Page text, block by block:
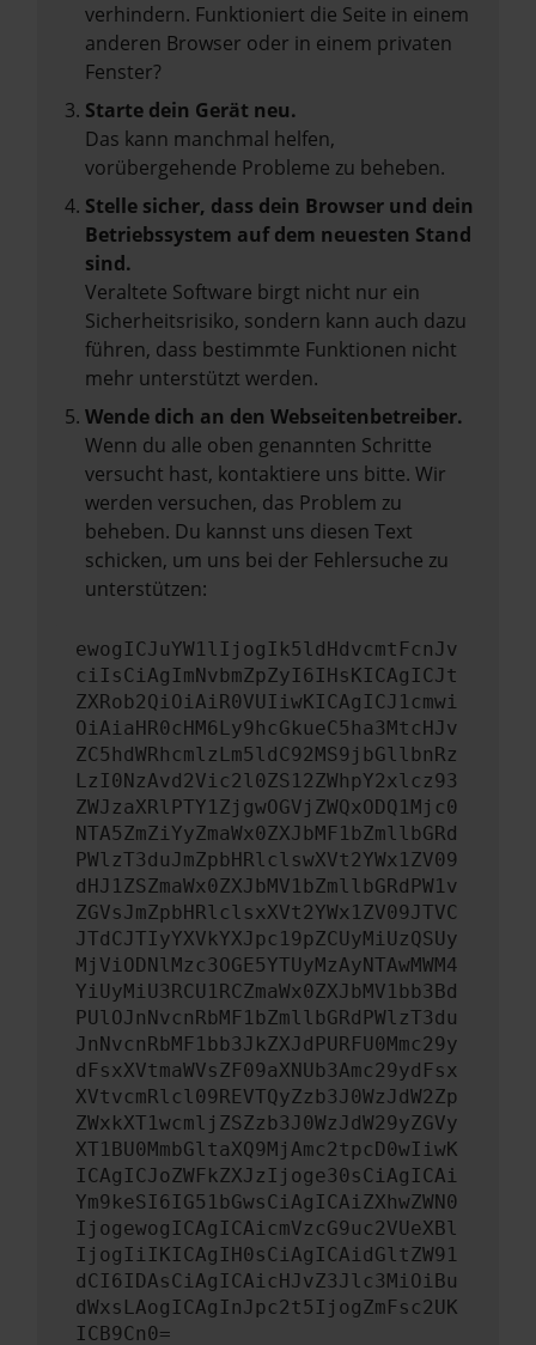
verhindern. Funktioniert die Seite in einem
anderen Browser oder in einem privaten
Fenster?
Starte dein Gerät neu.
Das kann manchmal helfen,
vorübergehende Probleme zu beheben.
Stelle sicher, dass dein Browser und dein
Betriebssystem auf dem neuesten Stand
sind.
Veraltete Software birgt nicht nur ein
Sicherheitsrisiko, sondern kann auch dazu
führen, dass bestimmte Funktionen nicht
mehr unterstützt werden.
Wende dich an den Webseitenbetreiber.
Wenn du alle oben genannten Schritte
versucht hast, kontaktiere uns bitte. Wir
werden versuchen, das Problem zu
beheben. Du kannst uns diesen Text
schicken, um uns bei der Fehlersuche zu
unterstützen:
ewogICJuYW1lIjogIk5ldHdvcmtFcnJv
ciIsCiAgImNvbmZpZyI6IHsKICAgICJt
ZXRob2QiOiAiR0VUIiwKICAgICJ1cmwi
OiAiaHR0cHM6Ly9hcGkueC5ha3MtcHJv
ZC5hdWRhcmlzLm5ldC92MS9jbGllbnRz
LzI0NzAvd2Vic2l0ZS12ZWhpY2xlcz93
ZWJzaXRlPTY1ZjgwOGVjZWQxODQ1Mjc0
NTA5ZmZiYyZmaWx0ZXJbMF1bZmllbGRd
PWlzT3duJmZpbHRlclswXVt2YWx1ZV09
dHJ1ZSZmaWx0ZXJbMV1bZmllbGRdPW1v
ZGVsJmZpbHRlclsxXVt2YWx1ZV09JTVC
JTdCJTIyYXVkYXJpc19pZCUyMiUzQSUy
MjViODNlMzc3OGE5YTUyMzAyNTAwMWM4
YiUyMiU3RCU1RCZmaWx0ZXJbMV1bb3Bd
PUlOJnNvcnRbMF1bZmllbGRdPWlzT3du
JnNvcnRbMF1bb3JkZXJdPURFU0Mmc29y
dFsxXVtmaWVsZF09aXNUb3Amc29ydFsx
XVtvcmRlcl09REVTQyZzb3J0WzJdW2Zp
ZWxkXT1wcmljZSZzb3J0WzJdW29yZGVy
XT1BU0MmbGltaXQ9MjAmc2tpcD0wIiwK
ICAgICJoZWFkZXJzIjoge30sCiAgICAi
Ym9keSI6IG51bGwsCiAgICAiZXhwZWN0
IjogewogICAgICAicmVzcG9uc2VUeXBl
IjogIiIKICAgIH0sCiAgICAidGltZW91
dCI6IDAsCiAgICAicHJvZ3Jlc3MiOiBu
dWxsLAogICAgInJpc2t5IjogZmFsc2UK
ICB9Cn0=